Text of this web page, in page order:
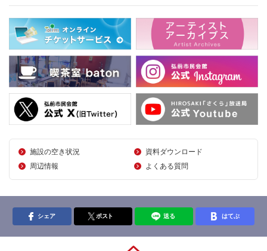
施設の空き状況
資料ダウンロード
周辺情報
よくある質問
シェア ポスト 送る はてぶ